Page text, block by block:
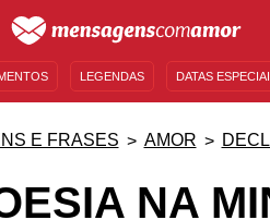
LEGENDAS DATAS
E FRASES AMOR
NA